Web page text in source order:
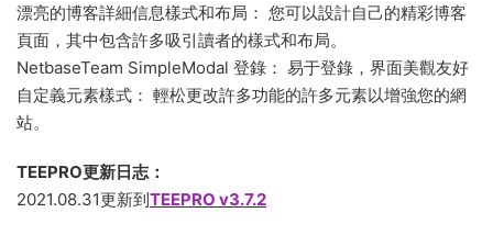
漂亮的博客詳細信息樣式和布局： 您可以設計自己的精彩博客
頁面，其中包含許多吸引讀者的樣式和布局。
NetbaseTeam SimpleModal 登錄： 易于登錄，界面美觀友好
自定義元素樣式： 輕松更改許多功能的許多元素以增強您的網
站。
TEEPRO更新日志：
2021.08.31更新到TEEPRO v3.7.2